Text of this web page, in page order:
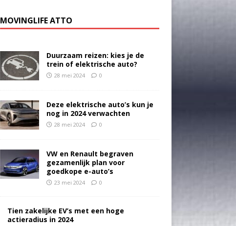
MOVINGLIFE ATTO
Duurzaam reizen: kies je de
trein of elektrische auto?
28 mei 2024 0
Deze elektrische auto’s kun je
nog in 2024 verwachten
28 mei 2024 0
VW en Renault begraven
gezamenlijk plan voor
goedkope e-auto’s
23 mei 2024 0
Tien zakelijke EV’s met een hoge
actieradius in 2024